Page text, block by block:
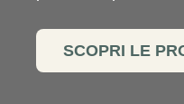
SCOPRI LE